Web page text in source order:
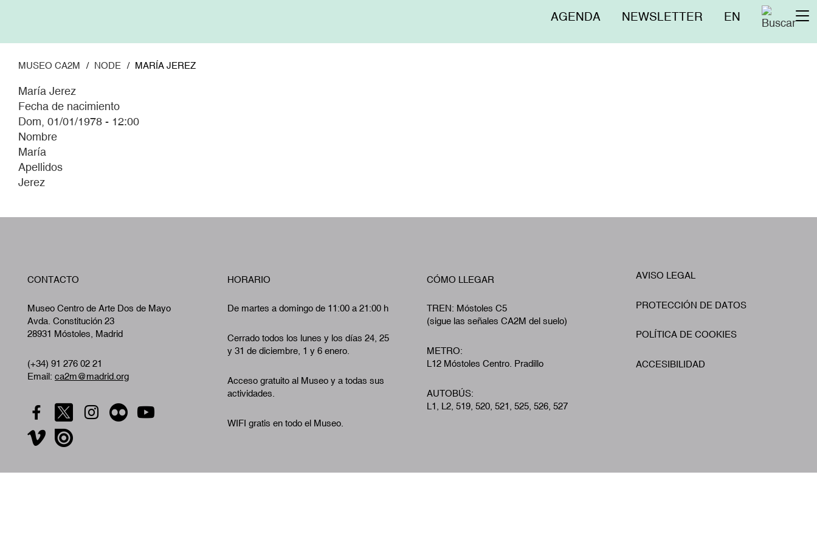
Menú
AGENDA NEWSLETTER EN
MUSEO CA2M NODE MARÍA JEREZ
María Jerez
Fecha de nacimiento
Dom, 01/01/1978 - 12:00
Nombre
María
Apellidos
Jerez
CONTACTO
Museo Centro de Arte Dos de Mayo
Avda. Constitución 23
28931 Móstoles, Madrid
(+34) 91 276 02 21
Email: ca2m@madrid.org
HORARIO
De martes a domingo de 11:00 a 21:00 h
Cerrado todos los lunes y los días 24, 25
y 31 de diciembre, 1 y 6 enero.
Acceso gratuito al Museo y a todas sus
actividades.
WIFI gratis en todo el Museo.
CÓMO LLEGAR
TREN: Móstoles C5
(sigue las señales CA2M del suelo)
METRO:
L12 Móstoles Centro. Pradillo
AUTOBÚS:
L1, L2, 519, 520, 521, 525, 526, 527
Footer
AVISO LEGAL
PROTECCIÓN DE DATOS
POLÍTICA DE COOKIES
ACCESIBILIDAD